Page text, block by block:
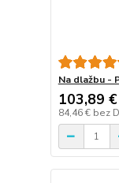
Na dlažbu -
103,89 €
84,46 € bez